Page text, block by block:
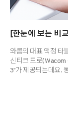
[한눈에 보는 비
와콤의 대표 액정 타
신티크 프로(Wacom
3’가 제공되는데요.